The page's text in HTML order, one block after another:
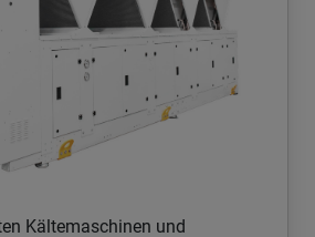
Kältemaschinen und